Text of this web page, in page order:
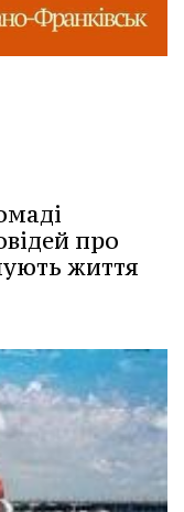
про
життя